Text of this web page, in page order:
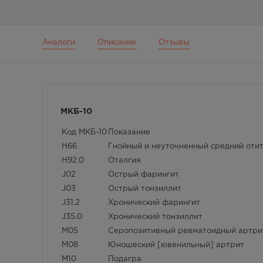
Аналоги Описание Отзывы
МКБ-10
Код МКБ-10 Показание
H66 Гнойный и неуточненный средний отит
H92.0 Оталгия
J02 Острый фарингит
J03 Острый тонзиллит
J31.2 Хронический фарингит
J35.0 Хронический тонзиллит
M05 Серопозитивный ревматоидный
M08 Юношеский [ювенильный] артрит
M10 Подагра